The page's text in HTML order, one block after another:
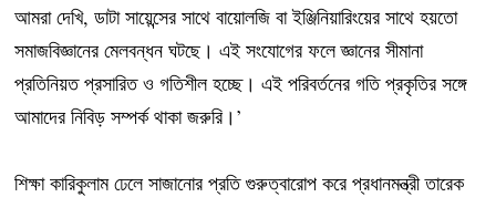
আমরা দেখি, ডাটা সায়েন্সের সাথে বায়োলজি বা ইঞ্জিনিয়ারিংয়ের সাথে হয়তো
সমাজবিজ্ঞানের মেলবন্ধন ঘটছে। এই সংযোগের ফলে জ্ঞানের সীমানা
প্রতিনিয়ত প্রসারিত ও গতিশীল হচ্ছে। এই পরিবর্তনের গতি প্রকৃতির সঙ্গে
আমাদের নিবিড় সম্পর্ক থাকা জরুরি।’
শিক্ষা কারিকুলাম ঢেলে সাজানোর প্রতি গুরুত্বারোপ করে প্রধানমন্ত্রী তারেক